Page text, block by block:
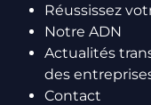
Réussissez
Notre ADN
Actualités
des
Contact